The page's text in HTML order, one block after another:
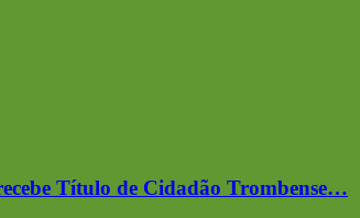
Título de Cidadão Trombense…